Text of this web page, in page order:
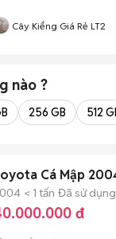
Cây Kiểng Giá Rẻ LT2
nào ?
256 GB 512
Cá Mập
< 1 tấn Đã sử dụng
đ